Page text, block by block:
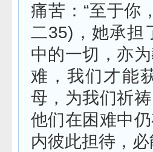
痛苦：“至于你
二35) ，她承
中的一切，亦
难，我们才能
母，为我们祈
他们在困难中
内彼此担待，